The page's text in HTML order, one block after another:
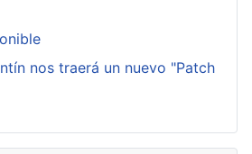
nos traerá un nuevo "Patch